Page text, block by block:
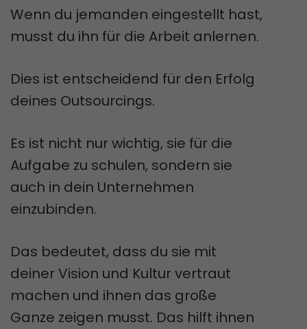
Wenn du jemanden eingestellt hast,
musst du ihn für die Arbeit anlernen.
Dies ist entscheidend für den Erfolg
deines Outsourcings.
Es ist nicht nur wichtig, sie für die
Aufgabe zu schulen, sondern sie
auch in dein Unternehmen
einzubinden.
Das bedeutet, dass du sie mit
deiner Vision und Kultur vertraut
machen und ihnen das große
Ganze zeigen musst. Das hilft ihnen